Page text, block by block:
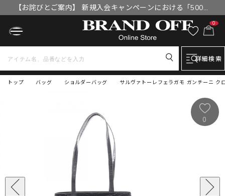
【お詫びとご案内】 新規入会キャンペーンにおける「500円
OFFクーポン」付与漏れと補填について
0
詳細検索
トップ サルヴァトーレフェラガモ ガンチーニ
バッグ ショルダーバッグ
0